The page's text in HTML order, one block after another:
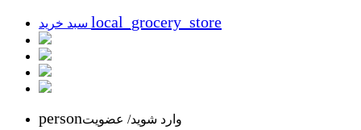
local_grocery_store
personوارد شوید/ عضویت